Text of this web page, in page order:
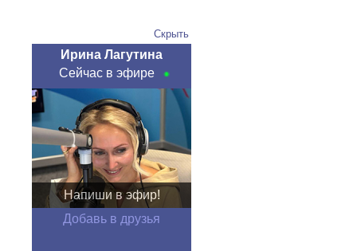
Скрыть
Ирина Лагутина
Сейчас в эфире
Напиши в эфир!
Добавь в друзья